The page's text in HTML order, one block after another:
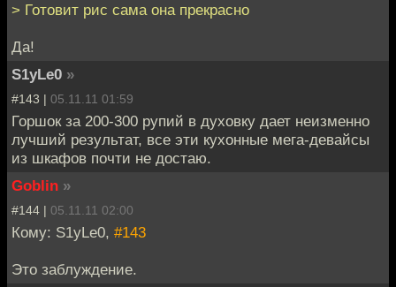
> Готовит рис сама она прекрасно
Да!
S1yLe0 »
#143 | 05.11.11 01:59
Горшок за 200-300 рупий в духовку дает неизменно
лучший результат, все эти кухонные мега-девайсы
из шкафов почти не достаю.
Goblin »
#144 | 05.11.11 02:00
Кому: S1yLe0, #143
Это заблуждение.